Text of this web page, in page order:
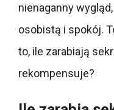
nienaganny
osobistą i spokój.
to, ile zarabiają
rekompensuje?